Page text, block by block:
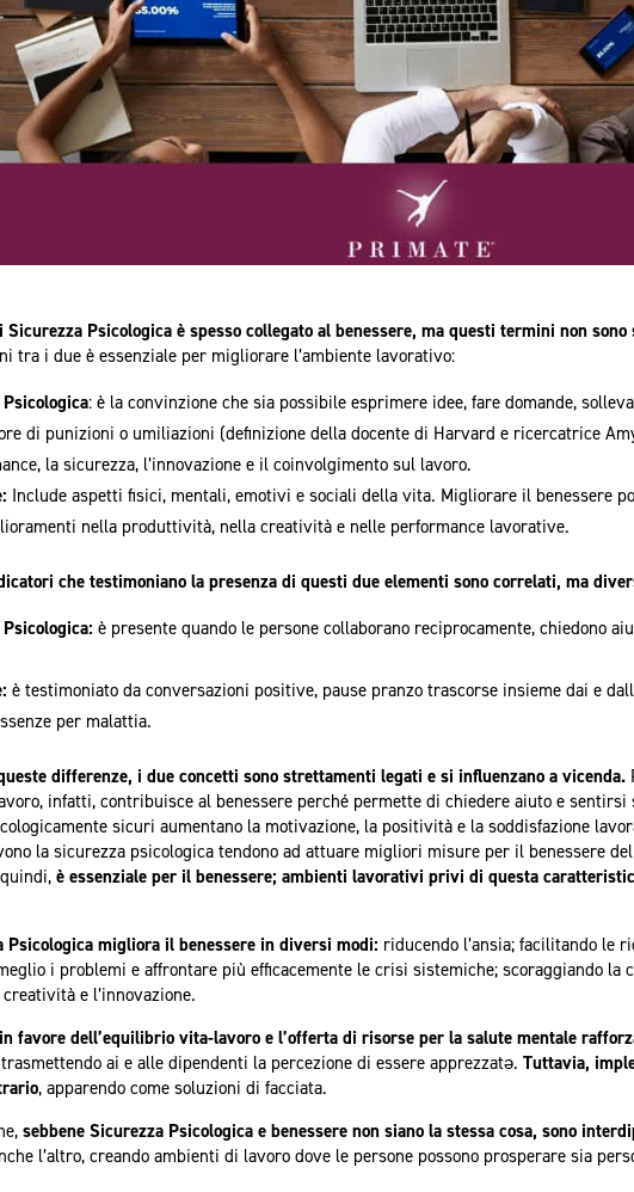
Sicurezza Psicologica è spesso collegato al benessere, ma questi termini non sono
tra i due è essenziale per migliorare l’ambiente lavorativo:
: è la convinzione che sia possibile esprimere idee, fare domande,
di punizioni o umiliazioni (definizione della docente di Harvard e ricercatrice
la sicurezza, l’innovazione e il coinvolgimento sul lavoro.
Include aspetti fisici, mentali, emotivi e sociali della vita. Migliorare il benessere
nella produttività, nella creatività e nelle performance lavorative.
che testimoniano la presenza di questi due elementi sono correlati, ma
è presente quando le persone collaborano reciprocamente, chiedono
è testimoniato da conversazioni positive, pause pranzo trascorse insieme dai e
per malattia.
differenze, i due concetti sono strettamenti legati e si influenzano a vicenda.
infatti, contribuisce al benessere perché permette di chiedere aiuto e
sicuri aumentano la motivazione, la positività e la soddisfazione
la sicurezza psicologica tendono ad attuare migliori misure per il benessere
è essenziale per il benessere; ambienti lavorativi privi di questa
Psicologica migliora il benessere in diversi modi: riducendo l’ansia; facilitando le
i problemi e affrontare più efficacemente le crisi sistemiche; scoraggiando la
e l’innovazione.
favore dell’equilibrio vita-lavoro e l’offerta di risorse per la salute mentale
trasmettendo ai e alle dipendenti la percezione di essere apprezzatǝ. Tuttavia,
, apparendo come soluzioni di facciata.
sebbene Sicurezza Psicologica e benessere non siano la stessa cosa, sono
l’altro, creando ambienti di lavoro dove le persone possono prosperare sia